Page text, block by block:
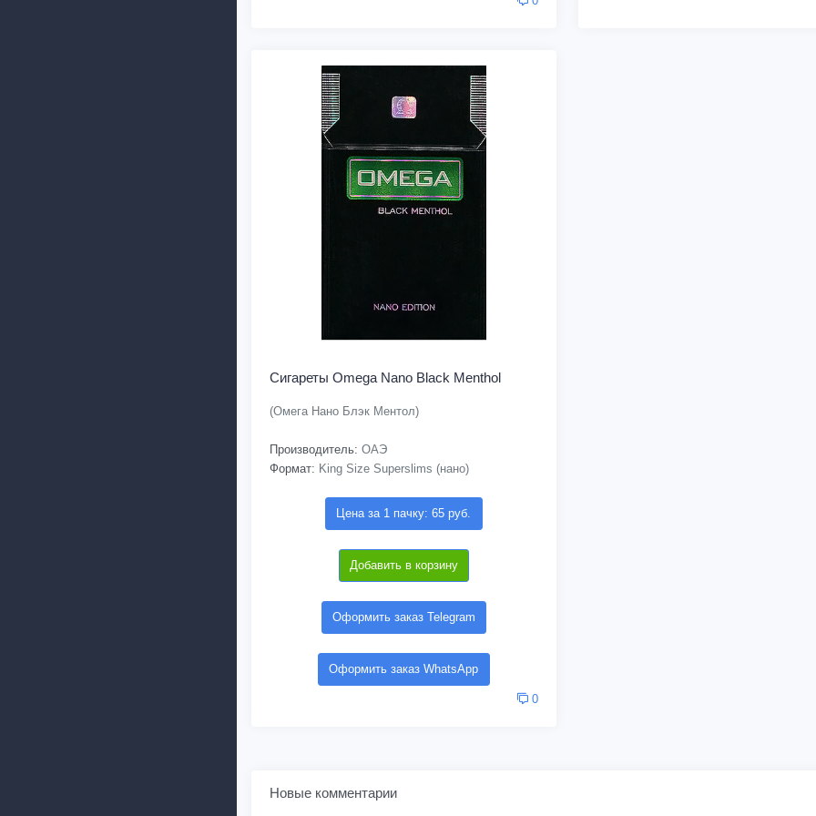
Сигареты Omega Nano Black Menthol
(Омега Нано Блэк Ментол)
Производитель: ОАЭ
Формат: King Size Superslims (нано)
Цена за 1 пачку: 65 руб.
Добавить в корзину
Оформить заказ Telegram
Оформить заказ WhatsApp
0
Новые комментарии